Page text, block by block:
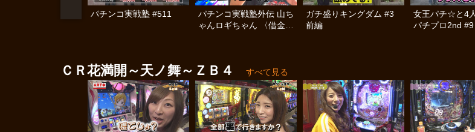
パチンコ実戦塾 #511
パチンコ実戦塾外伝 山ち
ゃんロギちゃん 〈借金返
ガチ盛りキングダム #3
前編
女王パチ☆と4
パチプロ2nd #9
ＣＲ花満開～天ノ舞～ＺＢ４ すべて見る